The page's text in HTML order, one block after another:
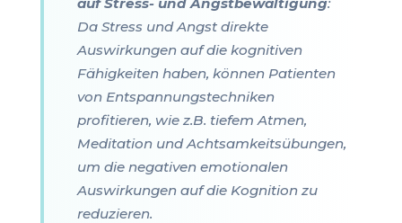
Da Stress und Angst direkte
Auswirkungen auf die kognitiven
Fähigkeiten haben, können Patienten
von Entspannungstechniken
profitieren, wie z.B. tiefem Atmen,
Meditation und Achtsamkeitsübungen,
um die negativen emotionalen
Auswirkungen auf die Kognition zu
reduzieren.